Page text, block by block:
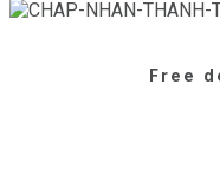
Free